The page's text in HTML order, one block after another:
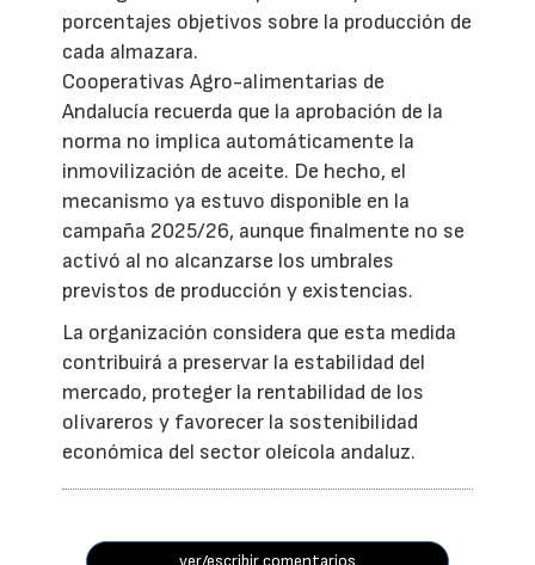
porcentajes objetivos sobre la producción de
cada almazara.
Cooperativas Agro-alimentarias de
Andalucía recuerda que la aprobación de la
norma no implica automáticamente la
inmovilización de aceite. De hecho, el
mecanismo ya estuvo disponible en la
campaña 2025/26, aunque finalmente no se
activó al no alcanzarse los umbrales
previstos de producción y existencias.
La organización considera que esta medida
contribuirá a preservar la estabilidad del
mercado, proteger la rentabilidad de los
olivareros y favorecer la sostenibilidad
económica del sector oleícola andaluz.